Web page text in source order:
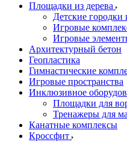
Площадки из дерева
Детские городки
Игровые
Игровые
Архитектурный бетон
Геопластика
Гимнастические
Игровые пространства
Инклюзивное
Площадки для
Тренажеры для
Канатные комплексы
Кроссфит